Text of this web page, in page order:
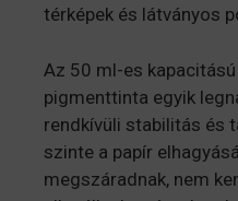
térképek és látványos
Az 50 ml-es
pigmenttinta egyik
rendkívüli stabilitás és
szinte a papír
megszáradnak, nem